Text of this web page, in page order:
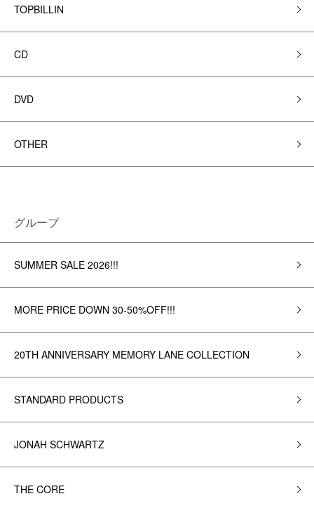
TOPBILLIN
CD
DVD
OTHER
グループ
SUMMER SALE 2026!!!
MORE PRICE DOWN 30-50%OFF!!!
20TH ANNIVERSARY MEMORY LANE COLLECTION
STANDARD PRODUCTS
JONAH SCHWARTZ
THE CORE